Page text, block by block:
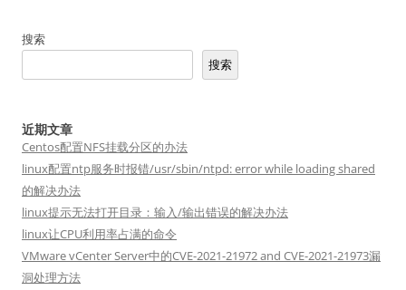
搜索
搜索
近期文章
Centos配置NFS挂载分区的办法
linux配置ntp服务时报错/usr/sbin/ntpd: error while loading shared
的解决办法
linux提示无法打开目录：输入/输出错误的解决办法
linux让CPU利用率占满的命令
VMware vCenter Server中的CVE-2021-21972 and CVE-2021-21973漏
洞处理方法